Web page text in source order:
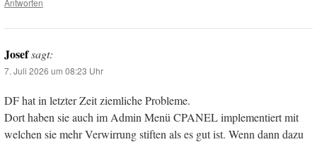
Josefsagt:
7. Juli 2026 um 08:23 Uhr
DF hat in letzter Zeit ziemliche Probleme.
Dort haben sie auch im Admin Menü CPANEL implementiert mit
welchen sie mehr Verwirrung stiften als es gut ist. Wenn dann dazu